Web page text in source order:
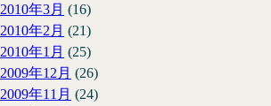
2010年3月 (16)
2010年2月 (21)
2010年1月 (25)
2009年12月 (26)
2009年11月 (24)